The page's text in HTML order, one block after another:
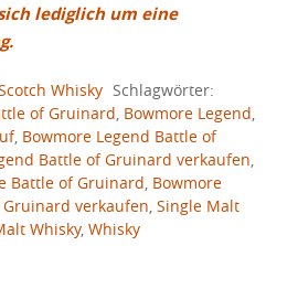
lediglich um eine
Whisky Schlagwörter:
of Gruinard, Bowmore Legend,
, Bowmore Legend Battle of
Battle of Gruinard verkaufen,
Battle of Gruinard, Bowmore
verkaufen, Single Malt
Whisky, Whisky